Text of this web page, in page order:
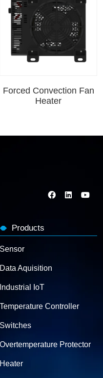
Forced Convection Fan
Heater
Products
Sensor
Data Aquisition
Industrial IoT
Temperature Controller
Switches
Overtemperature Protector
Heater